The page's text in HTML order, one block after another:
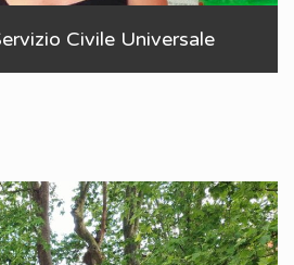
Civile Universale